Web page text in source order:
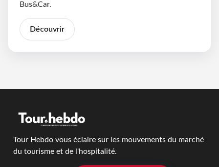
Bus&Car.
Découvrir
Tour Hebdo vous éclaire sur les mouvements du marché
du tourisme et de l'hospitalité.